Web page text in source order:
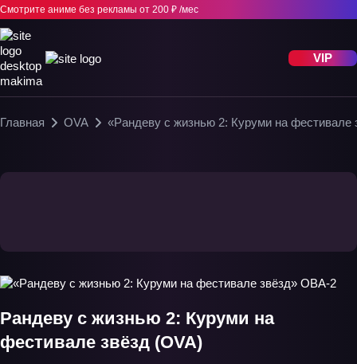
Смотрите аниме без рекламы от 200 ₽ /мес
VIP
Главная OVA «Рандеву с жизнью 2: Куруми на фестивале
Рандеву с жизнью 2: Куруми на
фестивале звёзд (OVA)